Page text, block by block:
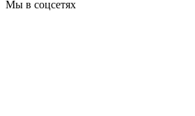
Мы в соцсетях